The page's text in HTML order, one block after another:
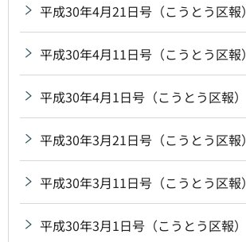
平成30年4月21日号（こうとう区報）
平成30年4月11日号（こうとう区報）
平成30年4月1日号（こうとう区報）
平成30年3月21日号（こうとう区報）
平成30年3月11日号（こうとう区報）
平成30年3月1日号（こうとう区報）